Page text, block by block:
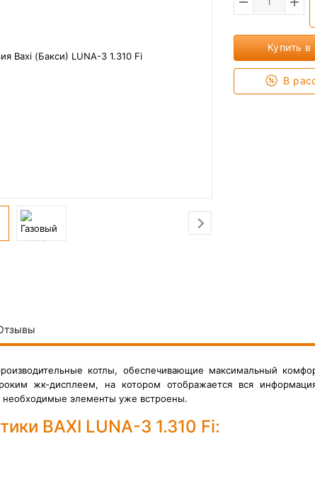
Купить в
В
котлы, обеспечивающие максимальный
жк-дисплеем, на котором отображается вся
элементы уже встроены.
BAXI LUNA-3 1.310 Fi: